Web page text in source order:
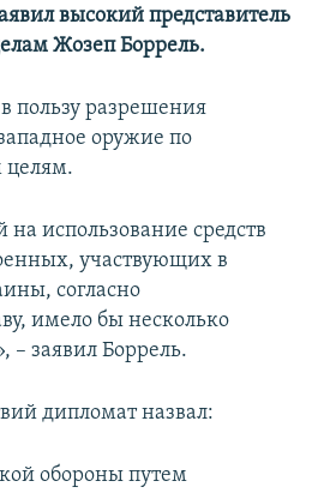
высокий представитель
Жозеп Боррель.
пользу разрешения
оружие по
целям.
использование средств
участвующих в
согласно
имело бы несколько
– заявил Боррель.
дипломат назвал:
обороны путем